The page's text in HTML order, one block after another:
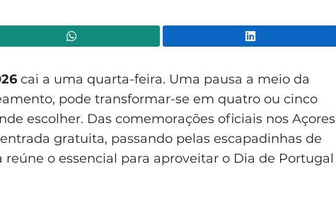
cai a uma quarta-feira. Uma pausa a meio da
pode transformar-se em quatro ou cinco
escolher. Das comemorações oficiais nos Açores
gratuita, passando pelas escapadinhas de
o essencial para aproveitar o Dia de Portugal